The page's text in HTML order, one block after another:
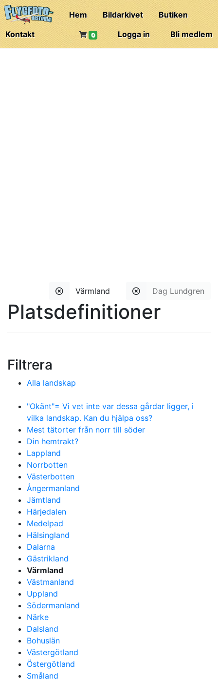
Hem Bildarkivet
Butiken
Kontakt
Bli medlem
Logga in
0
Dag Lundgren
Värmland
Platsdefinitioner
Filtrera
Alla landskap
"Okänt"= Vi vet inte var dessa gårdar ligger, i
vilka landskap. Kan du hjälpa oss?
Mest tätorter från norr till söder
Din hemtrakt?
Lappland
Norrbotten
Västerbotten
Ångermanland
Jämtland
Härjedalen
Medelpad
Hälsingland
Dalarna
Gästrikland
Värmland
Västmanland
Uppland
Södermanland
Närke
Dalsland
Bohuslän
Västergötland
Östergötland
Småland